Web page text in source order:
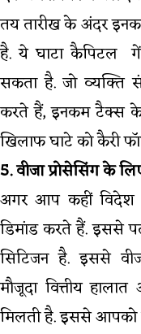
तय तारीख के अंदर
है. ये घाटा कैपिटल
सकता है. जो
करते हैं, इनकम टैक्स के
खिलाफ घाटे को कैरी
5. वीजा प्रोसेसिंग के
अगर आप कहीं विदेश
डिमांड करते हैं. इससे
सिटिजन है. इससे
मौजूदा वित्तीय
मिलती है. इससे आपको